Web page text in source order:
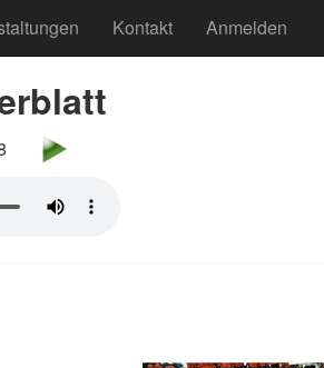
Kontakt Anmelden